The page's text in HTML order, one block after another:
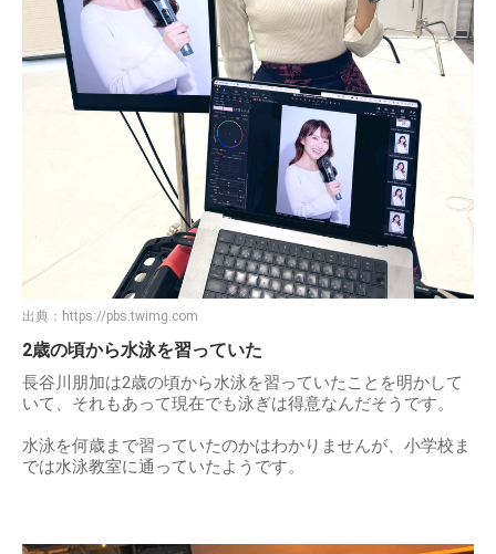
出典： https://pbs.twimg.com
2歳の頃から水泳を習っていた
長谷川朋加は2歳の頃から水泳を習っていたことを明かして
いて、それもあって現在でも泳ぎは得意なんだそうです。
水泳を何歳まで習っていたのかはわかりませんが、小学校ま
では水泳教室に通っていたようです。